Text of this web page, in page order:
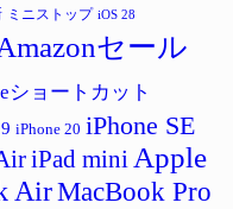
ミニストップ iOS 28
セール
ショートカット
iPhone 20 iPhone SE
iPad mini Apple
AirMacBook Pro